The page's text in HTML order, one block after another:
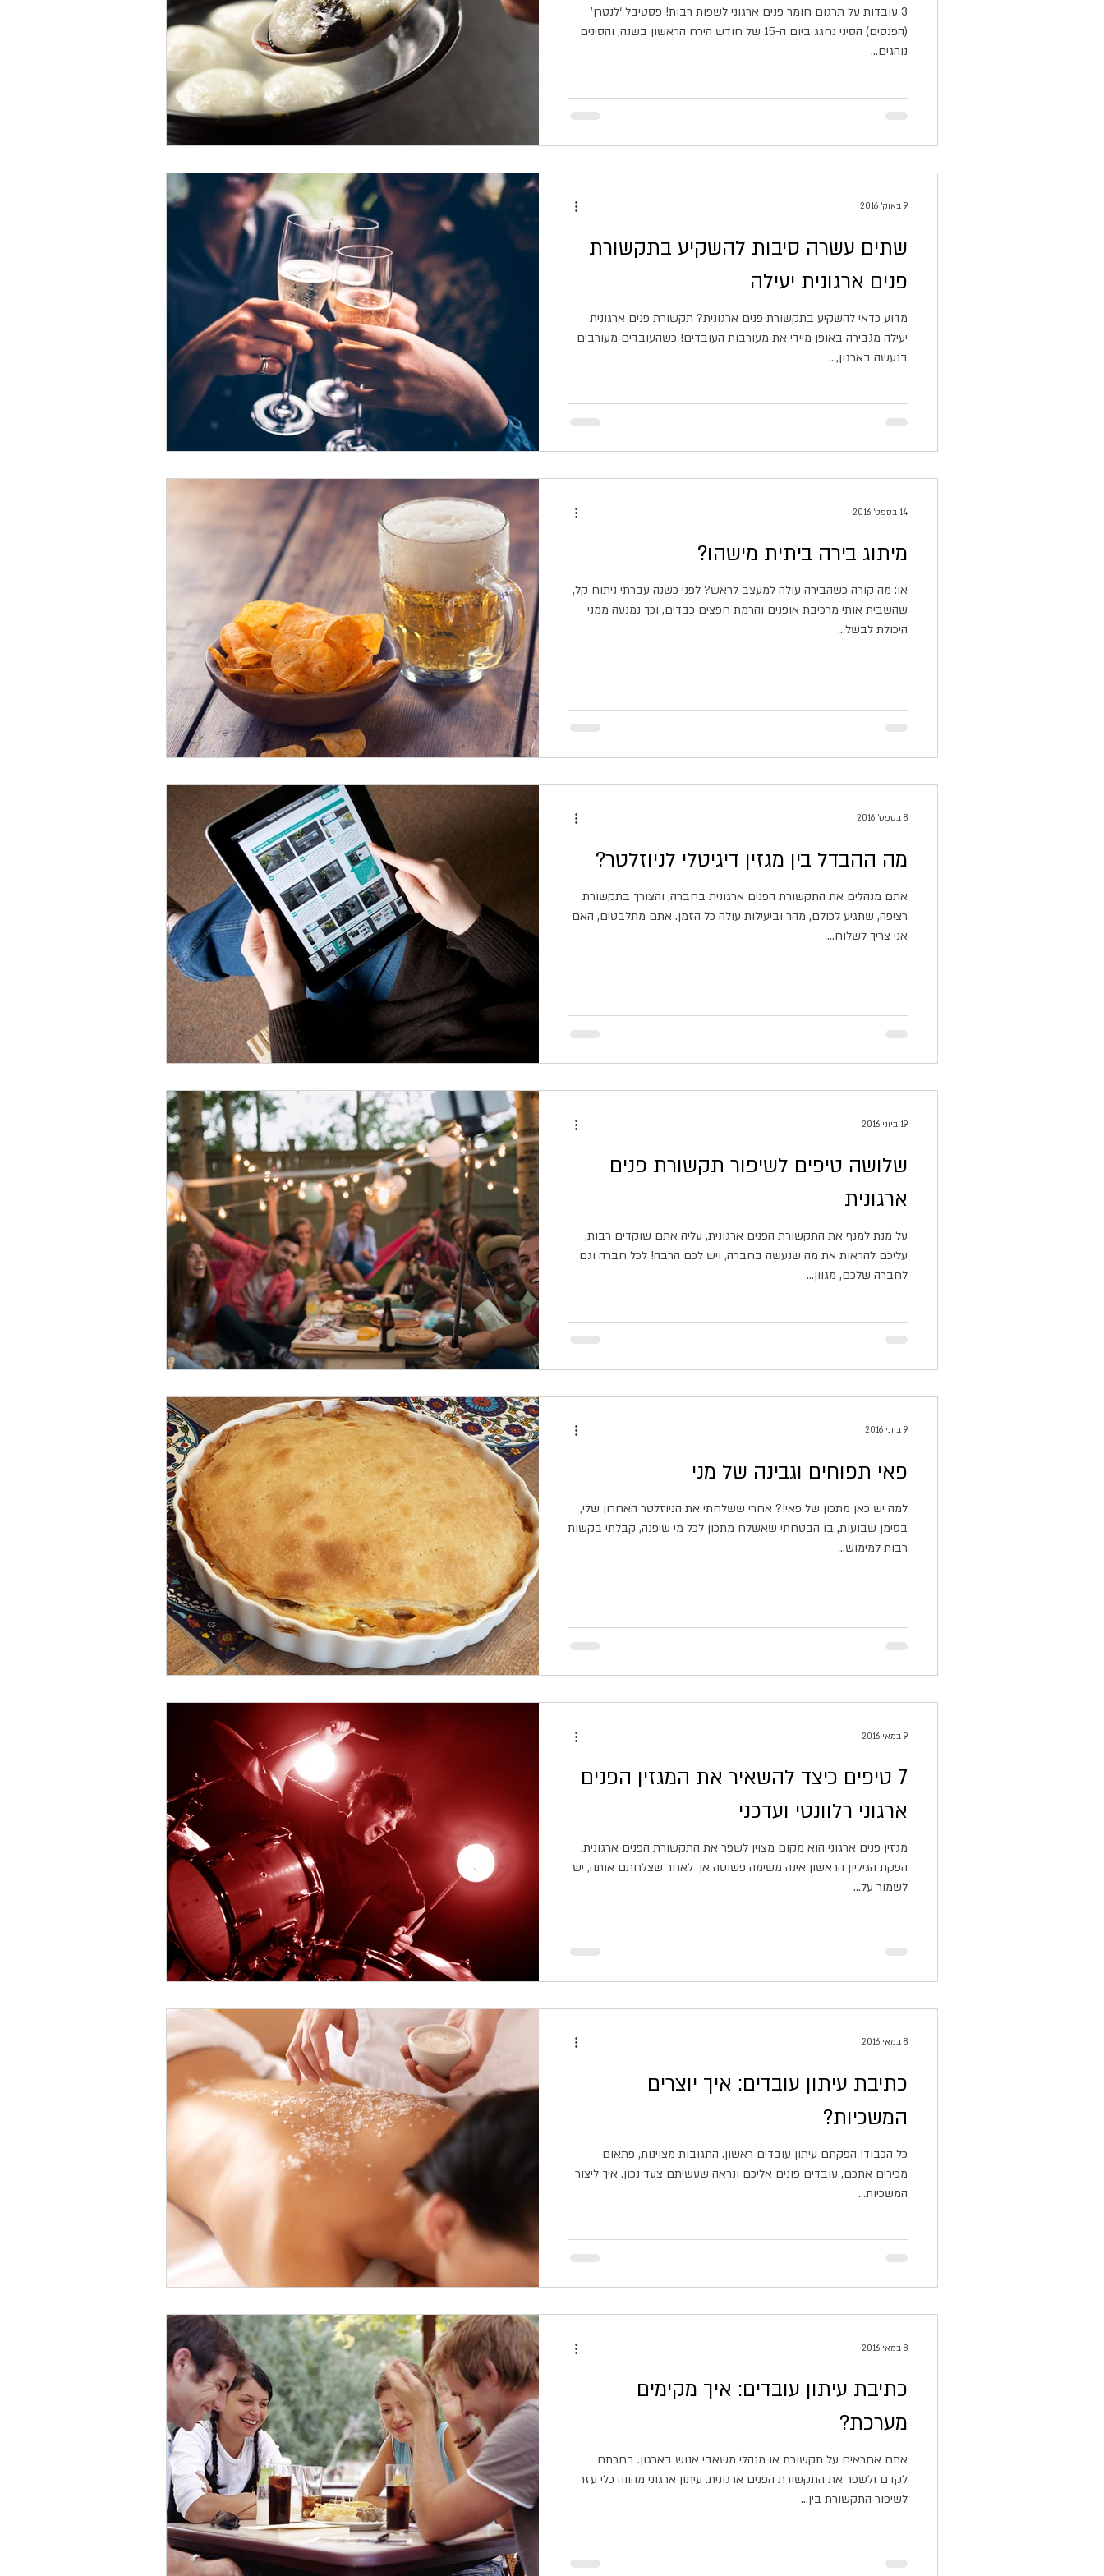
3 עובדות על תרגום חומר פנים ארגוני לשפות רבות! פסטיבל ‘לנטרן’
(הפנסים) הסיני נחגג ביום ה-15 של חודש הירח הראשון בשנה, והסינים
נוהגים...
שתים עשרה סיבות להשקיע בתקשורת
פנים ארגונית יעילה
מדוע כדאי להשקיע בתקשורת פנים ארגונית? תקשורת פנים ארגונית
יעילה מגבירה באופן מיידי את מעורבות העובדים! כשהעובדים מעורבים
בנעשה בארגון,...
9 באוק׳ 2016
מיתוג בירה ביתית מישהו?
או: מה קורה כשהבירה עולה למעצב לראש? לפני כשנה עברתי ניתוח קל,
שהשבית אותי מרכיבת אופנים והרמת חפצים כבדים, וכך נמנעה ממני
היכולת לבשל...
14 בספט׳ 2016
מה ההבדל בין מגזין דיגיטלי לניוזלטר?
אתם מנהלים את התקשורת הפנים ארגונית בחברה, והצורך בתקשורת
רציפה, שתגיע לכולם, מהר וביעילות עולה כל הזמן. אתם מתלבטים, האם
אני צריך לשלוח...
8 בספט׳ 2016
שלושה טיפים לשיפור תקשורת פנים
ארגונית
על מנת למנף את התקשורת הפנים ארגונית, עליה אתם שוקדים רבות,
עליכם להראות את מה שנעשה בחברה, ויש לכם הרבה! לכל חברה וגם
לחברה שלכם, מגוון...
19 ביוני 2016
פאי תפוחים וגבינה של מני
למה יש כאן מתכון של פאי!? אחרי ששלחתי את הניוזלטר האחרון שלי,
בסימן שבועות, בו הבטחתי שאשלח מתכון לכל מי שיפנה, קבלתי בקשות
רבות למימוש...
9 ביוני 2016
7 טיפים כיצד להשאיר את המגזין הפנים
ארגוני רלוונטי ועדכני
מגזין פנים ארגוני הוא מקום מצוין לשפר את התקשורת הפנים ארגונית.
הפקת הגיליון הראשון אינה משימה פשוטה אך לאחר שצלחתם אותה, יש
לשמור על...
9 במאי 2016
כתיבת עיתון עובדים: איך יוצרים
המשכיות?
כל הכבוד! הפקתם עיתון עובדים ראשון. התגובות מצוינות, פתאום
מכירים אתכם, עובדים פונים אליכם ונראה שעשיתם צעד נכון. איך ליצור
המשכיות...
8 במאי 2016
כתיבת עיתון עובדים: איך מקימים
מערכת?
אתם אחראים על תקשורת או מנהלי משאבי אנוש בארגון. בחרתם
לקדם ולשפר את התקשורת הפנים ארגונית. עיתון ארגוני מהווה כלי עזר
לשיפור התקשורת בין...
8 במאי 2016